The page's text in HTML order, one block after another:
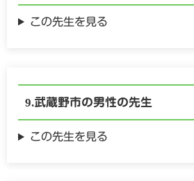
この先生を見る
武蔵野市の男性の先生
この先生を見る